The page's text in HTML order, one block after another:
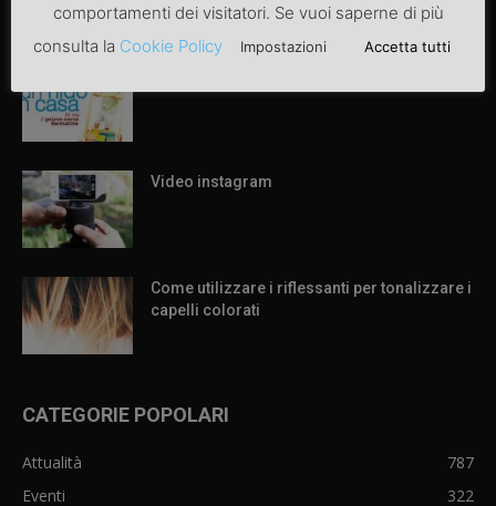
ARTICOLI POPOLARI
Video instagram
Come utilizzare i riflessanti per tonalizzare i
capelli colorati
CATEGORIE POPOLARI
Attualità
787
Eventi
322
comportamenti dei visitatori. Se vuoi saperne di più
consulta la Cookie Policy Impostazioni Accetta tutti